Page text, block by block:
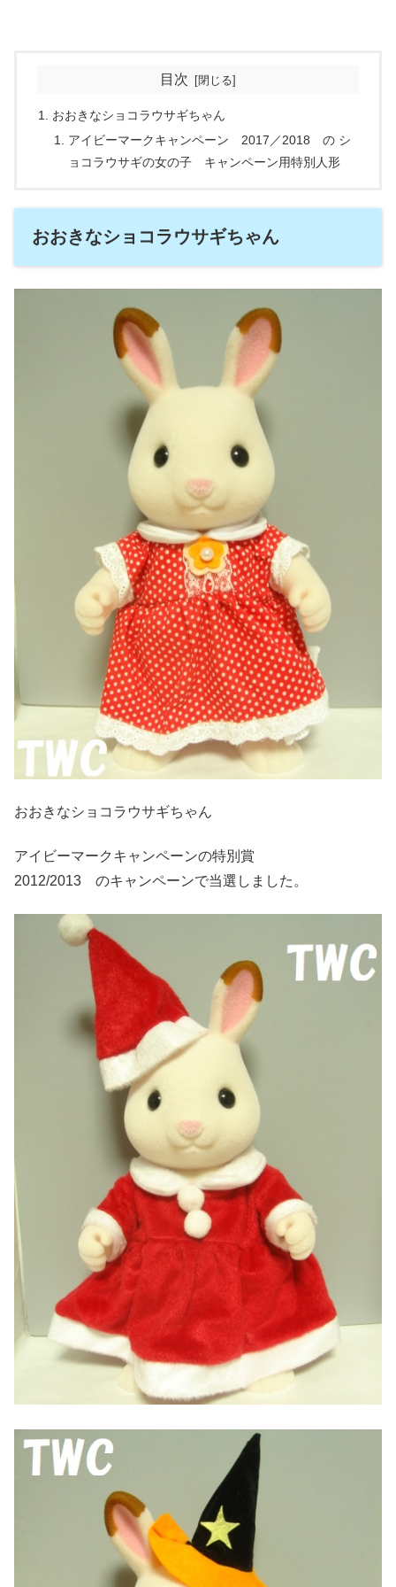
目次
おおきなショコラウサギちゃん
アイビーマークキャンペーン 2017／2018 の シ
ョコラウサギの女の子 キャンペーン用特別人形
おおきなショコラウサギちゃん
おおきなショコラウサギちゃん
アイビーマークキャンペーンの特別賞
2012/2013 のキャンペーンで当選しました。